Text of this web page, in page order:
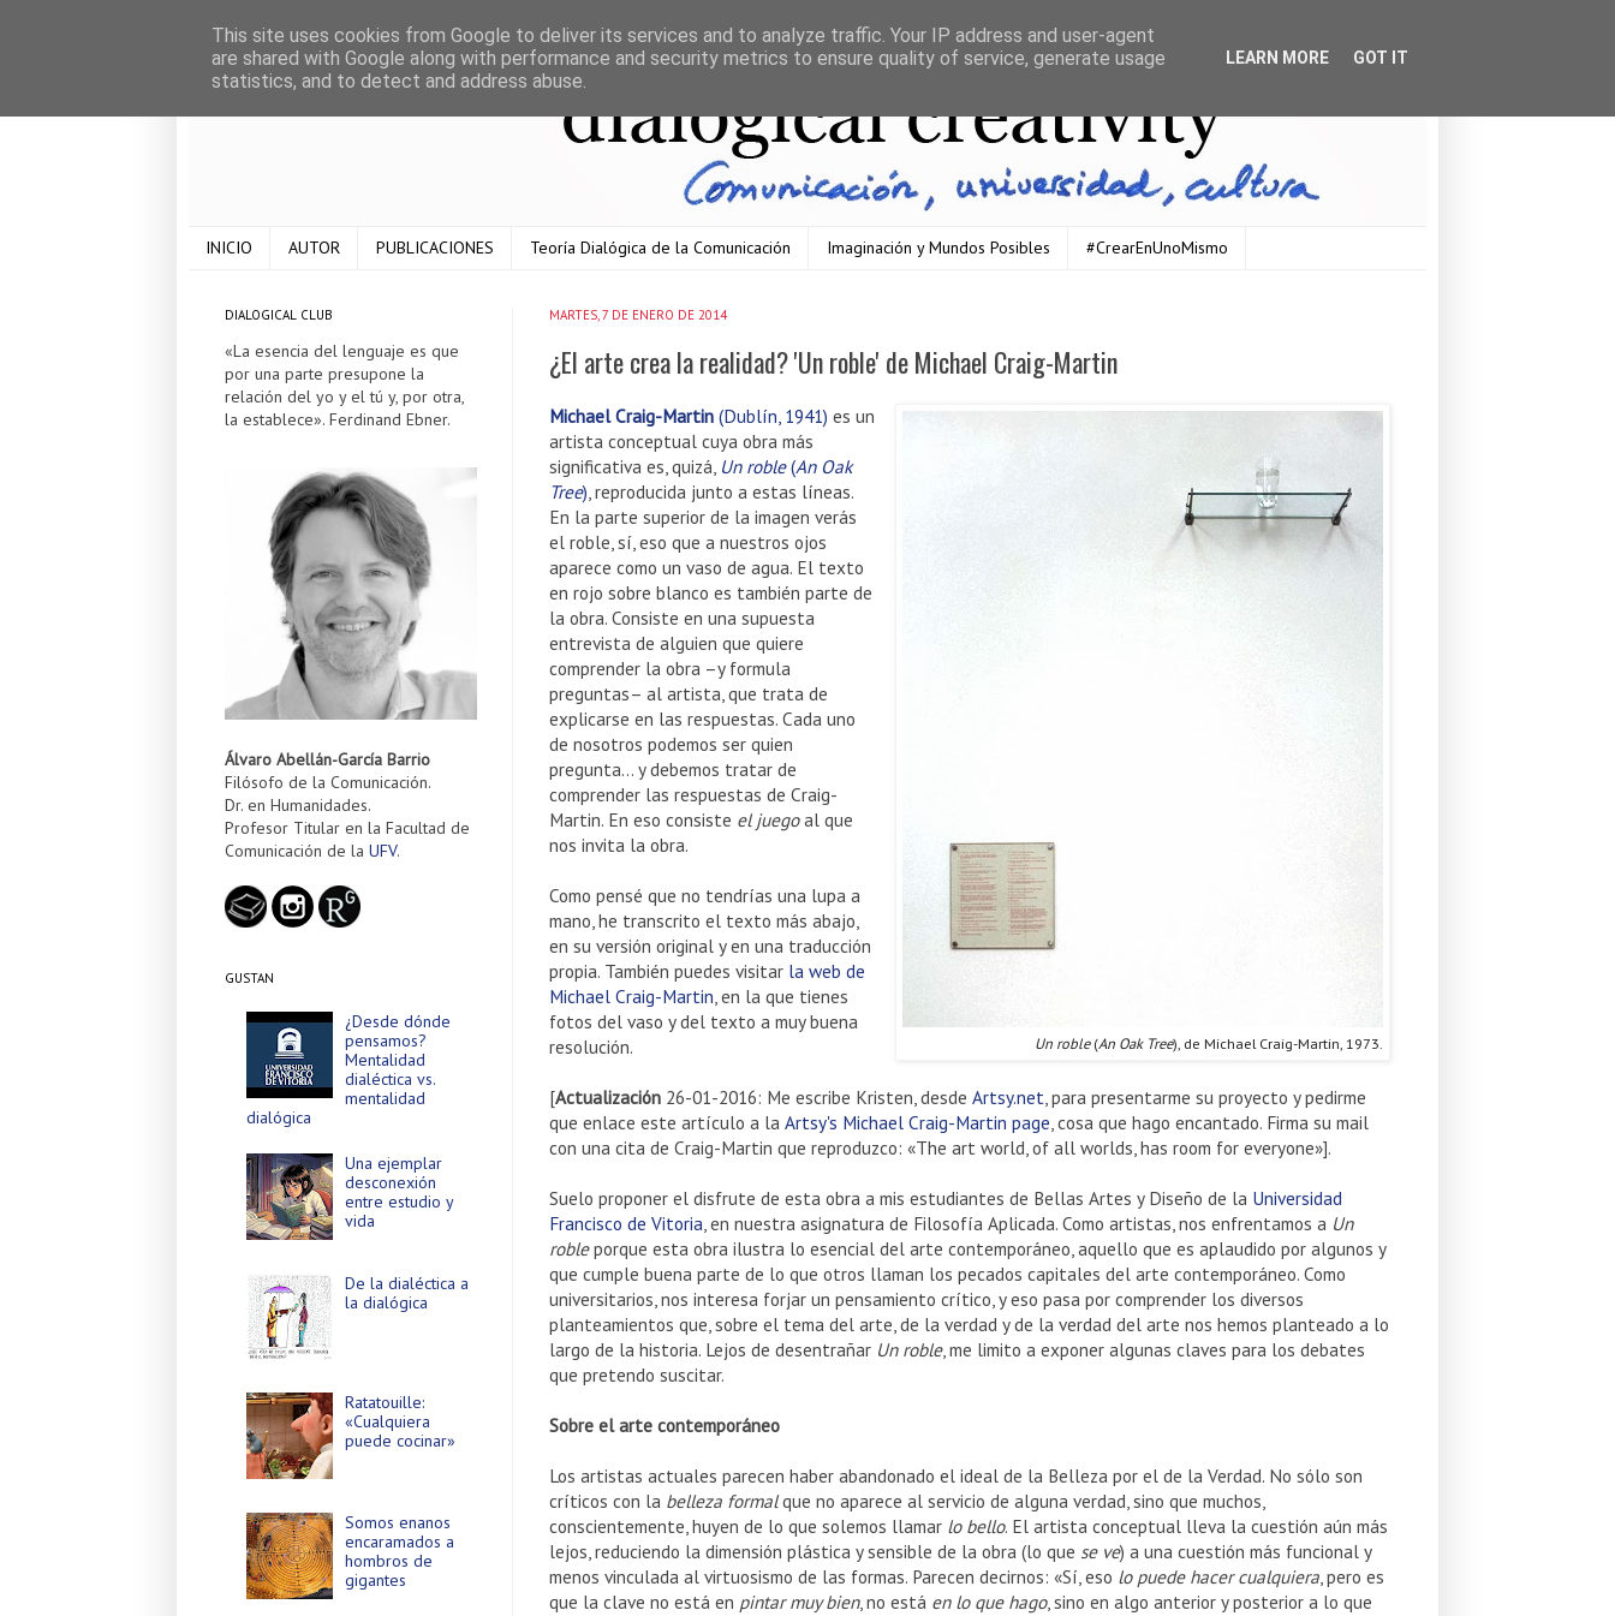
INICIO AUTOR PUBLICACIONES Teoría Dialógica de la Comunicación Imaginación y Mundos Posibles #CrearEnUnoMismo
MARTES, 7 DE ENERO DE 2014
¿El arte crea la realidad? 'Un roble' de Michael Craig-Martin
Un roble(An Oak Tree), de Michael Craig-Martin, 1973.
Michael Craig-Martin (Dublín, 1941) es un
artista conceptual cuya obra más
significativa es, quizá, Un roble(An Oak
Tree), reproducida junto a estas líneas.
En la parte superior de la imagen verás
el roble, sí, eso que a nuestros ojos
aparece como un vaso de agua. El texto
en rojo sobre blanco es también parte de
la obra. Consiste en una supuesta
entrevista de alguien que quiere
comprender la obra –y formula
preguntas– al artista, que trata de
explicarse en las respuestas. Cada uno
de nosotros podemos ser quien
pregunta… y debemos tratar de
comprender las respuestas de Craig-
Martin. En eso consiste el juegoal que
nos invita la obra.
Como pensé que no tendrías una lupa a
mano, he transcrito el texto más abajo,
en su versión original y en una traducción
propia. También puedes visitar la web de
Michael Craig-Martin, en la que tienes
fotos del vaso y del texto a muy buena
resolución.
[Actualización 26-01-2016: Me escribe Kristen, desde Artsy.net, para presentarme su proyecto y pedirme
que enlace este artículo a la Artsy's Michael Craig-Martin page, cosa que hago encantado. Firma su mail
con una cita de Craig-Martin que reproduzco: «The art world, of all worlds, has room for everyone»].
Suelo proponer el disfrute de esta obra a mis estudiantes de Bellas Artes y Diseño de la Universidad
Francisco de Vitoria, en nuestra asignatura de Filosofía Aplicada. Como artistas, nos enfrentamos a Un
robleporque esta obra ilustra lo esencial del arte contemporáneo, aquello que es aplaudido por algunos y
que cumple buena parte de lo que otros llaman los pecados capitales del arte contemporáneo. Como
universitarios, nos interesa forjar un pensamiento crítico, y eso pasa por comprender los diversos
planteamientos que, sobre el tema del arte, de la verdad y de la verdad del arte nos hemos planteado a lo
largo de la historia. Lejos de desentrañar Un roble, me limito a exponer algunas claves para los debates
que pretendo suscitar.
Sobre el arte contemporáneo
Los artistas actuales parecen haber abandonado el ideal de la Belleza por el de la Verdad. No sólo son
críticos con la belleza formalque no aparece al servicio de alguna verdad, sino que muchos,
conscientemente, huyen de lo que solemos llamar lo bello. El artista conceptual lleva la cuestión aún más
lejos, reduciendo la dimensión plástica y sensible de la obra (lo que se ve) a una cuestión más funcional y
menos vinculada al virtuosismo de las formas. Parecen decirnos: «Sí, eso lo puede hacer cualquiera, pero es
que la clave no está en pintar muy bien, no está en lo que hago, sino en algo anterior y posterior a lo que
DIALOGICAL CLUB
«La esencia del lenguaje es que
por una parte presupone la
relación del yo y el tú y, por otra,
la establece». Ferdinand Ebner.
Álvaro Abellán-García Barrio
Filósofo de la Comunicación.
Dr. en Humanidades.
Profesor Titular en la Facultad de
Comunicación de la UFV.
GUSTAN
¿Desde dónde
pensamos?
Mentalidad
dialéctica vs.
mentalidad
dialógica
Una ejemplar
desconexión
entre estudio y
vida
De la dialéctica a
la dialógica
Ratatouille:
«Cualquiera
puede cocinar»
Somos enanos
encaramados a
hombros de
gigantes
This site uses cookies from Google to deliver its services and to analyze traffic. Your IP address and user-agent
are shared with Google along with performance and security metrics to ensure quality of service, generate usage
statistics, and to detect and address abuse.
LEARN MORE GOT IT